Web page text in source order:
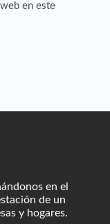
en este
en el
de un
y hogares.